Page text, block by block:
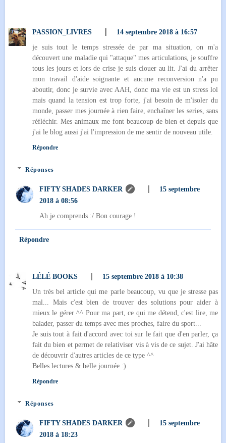
PASSION_LIVRES
14 septembre 2018 à 16:57
je suis tout le temps stressée de par ma situation, on m'a
découvert une maladie qui "attaque" mes articulations, je souffre
tous les jours et lors de crise je suis clouer au lit. J'ai du arrêter
mon travail d'aide soignante et aucune reconversion n'a pu
aboutir, donc je survie avec AAH, donc ma vie est un stress lol
mais quand la tension est trop forte, j'ai besoin de m'isoler du
monde, passer mes journée à rien faire, enchaîner les series, sans
réfléchir. Mes animaux me font beaucoup de bien et depuis que
j'ai le blog aussi j'ai l'impression de me sentir de nouveau utile.
Répondre
Réponses
FIFTY SHADES DARKER
15 septembre
2018 à 08:56
Ah je comprends :/ Bon courage !
Répondre
LÉLÉ BOOKS
15 septembre 2018 à 10:38
Un très bel article qui me parle beaucoup, vu que je stresse pas
mal... Mais c'est bien de trouver des solutions pour aider à
mieux le gérer ^^ Pour ma part, ce qui me détend, c'est lire, me
balader, passer du temps avec mes proches, faire du sport...
Je suis tout à fait d'accord avec toi sur le fait que d'en parler, ça
fait du bien et permet de relativiser vis à vis de ce sujet. J'ai hâte
de découvrir d'autres articles de ce type ^^
Belles lectures & belle journée :)
Répondre
Réponses
FIFTY SHADES DARKER
15 septembre
2018 à 18:23